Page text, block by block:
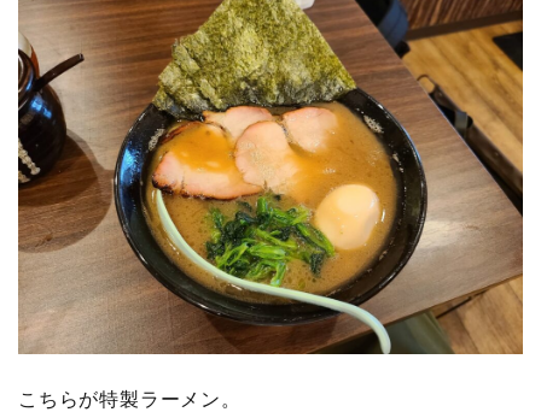
こちらが特製ラーメン。